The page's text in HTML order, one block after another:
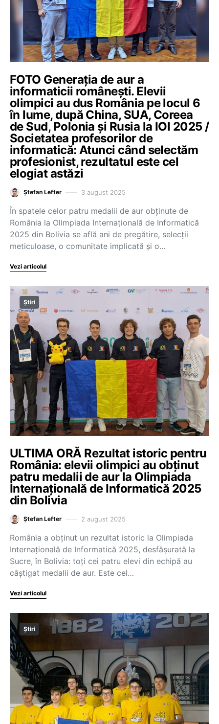
FOTO Generația de aur a
informaticii românești. Elevii
olimpici au dus România pe locul 6
în lume, după China, SUA, Coreea
de Sud, Polonia și Rusia la IOI 2025 /
Societatea profesorilor de
informatică: Atunci când selectăm
profesionist, rezultatul este cel
elogiat astăzi
Ștefan Lefter 3 august 2025
În spatele celor patru medalii de aur obținute de
România la Olimpiada Internațională de Informatică
2025 din Bolivia se află ani de pregătire, selecții
meticuloase, o comunitate implicată și o…
Vezi articolul
Știri
ULTIMA ORĂ Rezultat istoric pentru
România: elevii olimpici au obținut
patru medalii de aur la Olimpiada
Internațională de Informatică 2025
din Bolivia
Ștefan Lefter 2 august 2025
România a obținut un rezultat istoric la Olimpiada
Internațională de Informatică 2025, desfășurată la
Sucre, în Bolivia: toți cei patru elevi din echipă au
câștigat medalii de aur. Este cel…
Vezi articolul
Știri